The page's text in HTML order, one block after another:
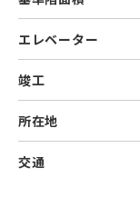
エレベーター
竣工
所在地
交通